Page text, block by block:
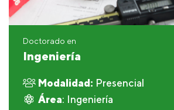
Doctorado en
Ingeniería
Modalidad: Presencial
Área: Ingeniería